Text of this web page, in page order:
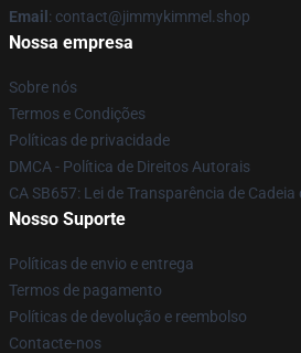
Email : contact@jimmykimmel.shop
Nossa empresa
Sobre nós
Termos e Condições
Políticas de privacidade
DMCA - Política de Direitos Autorais
CA SB657: Lei de Transparência de
Nosso Suporte
Políticas de envio e entrega
Termos de pagamento
Políticas de devolução e reembolso
Contacte-nos